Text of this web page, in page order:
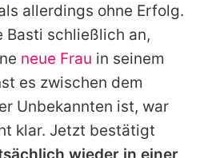
verwalten
allerdings ohne Erfolg.
Basti schließlich an,
neue Frau in seinem
es zwischen dem
Unbekannten ist, war
klar. Jetzt bestätigt
wieder in einer